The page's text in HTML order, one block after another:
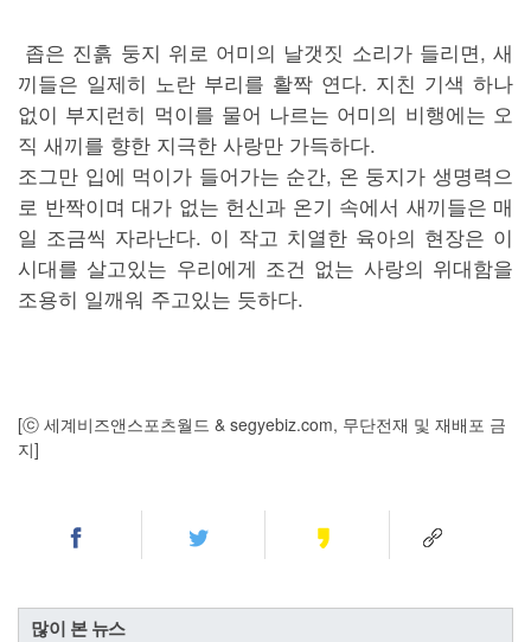
좁은 진흙 둥지 위로 어미의 날갯짓 소리가 들리면, 새
끼들은 일제히 노란 부리를 활짝 연다. 지친 기색 하나
없이 부지런히 먹이를 물어 나르는 어미의 비행에는 오
직 새끼를 향한 지극한 사랑만 가득하다.
조그만 입에 먹이가 들어가는 순간, 온 둥지가 생명력으
로 반짝이며 대가 없는 헌신과 온기 속에서 새끼들은 매
일 조금씩 자라난다. 이 작고 치열한 육아의 현장은 이
시대를 살고있는 우리에게 조건 없는 사랑의 위대함을
조용히 일깨워 주고있는 듯하다.
[ⓒ 세계비즈앤스포츠월드 & segyebiz.com, 무단전재 및 재배포 금
지]
많이 본 뉴스